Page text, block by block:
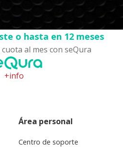
o hasta en 12 meses
al mes con seQura
+info
Área personal
Centro de soporte